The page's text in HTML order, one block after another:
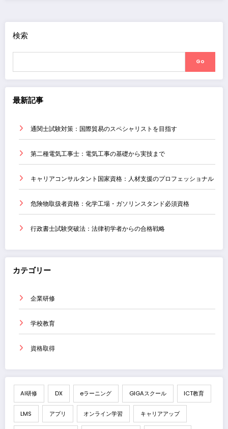
検索
Go
最新記事
通関士試験対策：国際貿易のスペシャリストを目指す
第二種電気工事士：電気工事の基礎から実技まで
キャリアコンサルタント国家資格：人材支援のプロフェッショナル
危険物取扱者資格：化学工場・ガソリンスタンド必須資格
行政書士試験突破法：法律初学者からの合格戦略
カテゴリー
企業研修
学校教育
資格取得
AI研修 DX eラーニング GIGAスクール ICT教育
LMS アプリ オンライン学習 キャリアアップ